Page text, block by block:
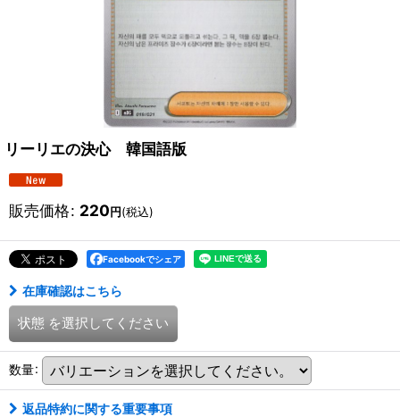
リーリエの決心 韓国語版
販売価格: 220円(税込)
Facebookでシェア
在庫確認はこちら
状態 を選択してください
数量:
返品特約に関する重要事項